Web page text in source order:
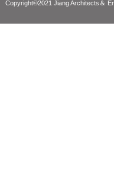
Copyright©2021 Jiang Architects